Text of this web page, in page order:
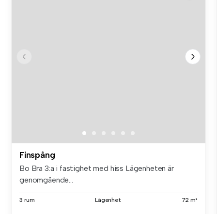
Finspång
Bo Bra 3:a i fastighet med hiss Lägenheten är
genomgående...
3 rum Lägenhet 72 m²